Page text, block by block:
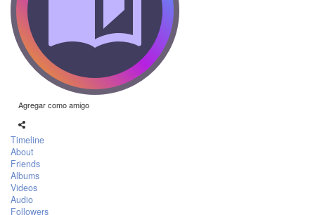
Agregar como amigo
Timeline
About
Friends
Albums
Videos
Audio
Followers